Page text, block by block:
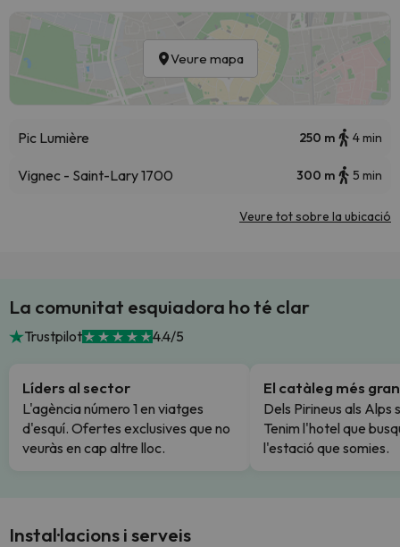
Veure mapa
Pic Lumière 250 m 4 min
Vignec - Saint-Lary 1700 300 m 5 min
Veure tot sobre la ubicació
La comunitat esquiadora ho té clar
Trustpilot 4.4/5
Líders al sector
L'agència número 1 en viatges
d'esquí. Ofertes exclusives que no
veuràs en cap altre lloc.
El catàleg més gran
Dels Pirineus als Alps
Tenim l'hotel que
l'estació que somies.
Instal·lacions i serveis